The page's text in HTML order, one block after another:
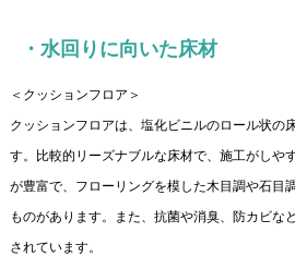
・水回りに向いた床材
＜クッションフロア＞
クッションフロアは、塩化ビニルのロール状の
す。比較的リーズナブルな床材で、施工がしや
が豊富で、フローリングを模した木目調や石目
ものがあります。また、抗菌や消臭、防カビな
されています。